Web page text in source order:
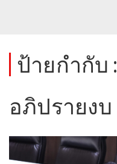
ป้ายกำกับ :
อภิปรายงบ